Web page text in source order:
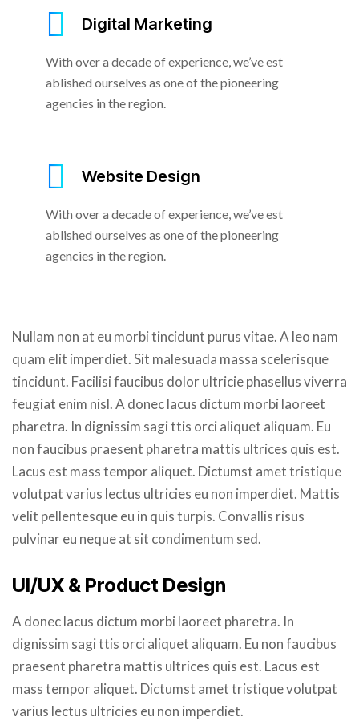
Digital Marketing
With over a decade of experience, we’ve est
ablished ourselves as one of the pioneering
agencies in the region.
Website Design
With over a decade of experience, we’ve est
ablished ourselves as one of the pioneering
agencies in the region.
Nullam non at eu morbi tincidunt purus vitae. A leo nam
quam elit imperdiet. Sit malesuada massa scelerisque
tincidunt. Facilisi faucibus dolor ultricie phasellus viverra
feugiat enim nisl. A donec lacus dictum morbi laoreet
pharetra. In dignissim sagi ttis orci aliquet aliquam. Eu
non faucibus praesent pharetra mattis ultrices quis est.
Lacus est mass tempor aliquet. Dictumst amet tristique
volutpat varius lectus ultricies eu non imperdiet. Mattis
velit pellentesque eu in quis turpis. Convallis risus
pulvinar eu neque at sit condimentum sed.
UI/UX & Product Design
A donec lacus dictum morbi laoreet pharetra. In
dignissim sagi ttis orci aliquet aliquam. Eu non faucibus
praesent pharetra mattis ultrices quis est. Lacus est
mass tempor aliquet. Dictumst amet tristique volutpat
varius lectus ultricies eu non imperdiet.